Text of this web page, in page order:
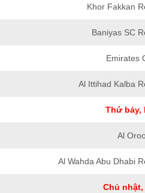
Khor Fakkan
Baniyas SC
Emirates
Al Ittihad Kalba
Thứ bảy,
Al
Al Wahda Abu Dhabi
Chủ nhật,